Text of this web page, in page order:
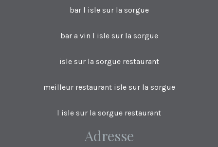
bar l isle sur la sorgue
bar a vin l isle sur la sorgue
isle sur la sorgue restaurant
meilleur restaurant isle sur la sorgue
l isle sur la sorgue restaurant
Adresse